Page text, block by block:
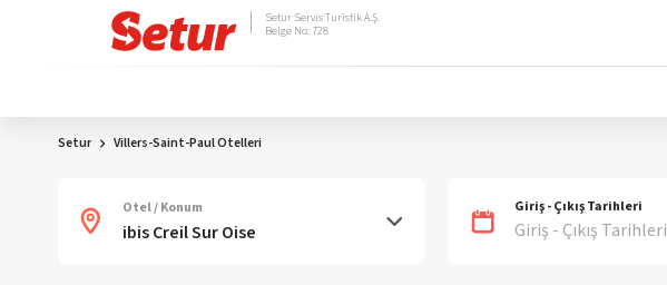
Setur Servis Turistik A.Ş.
Belge No: 728
Setur Villers-Saint-Paul Otelleri
Otel / Konum Giriş - Çıkış Tarihleri
Giriş - Çıkış Tarihleri